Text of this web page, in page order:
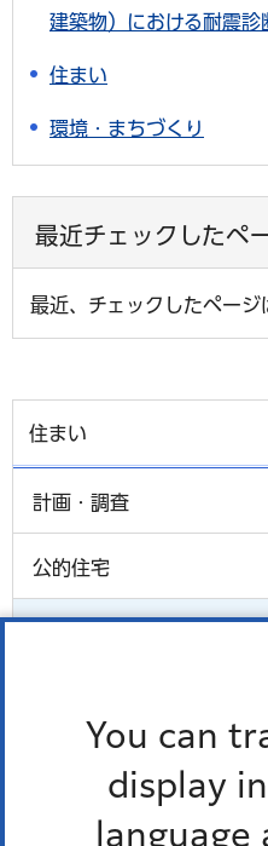
You can
display
language
建築物）における耐震
住まい
環境・まちづくり
最近チェックしたペ
最近、チェックしたページ
住まい
計画・調査
公的住宅
も